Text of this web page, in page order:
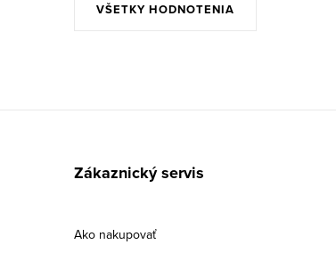
VŠETKY HODNOTENIA
Zákaznický servis
Ako nakupovať